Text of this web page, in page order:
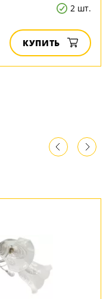
2 шт.
КУПИТЬ